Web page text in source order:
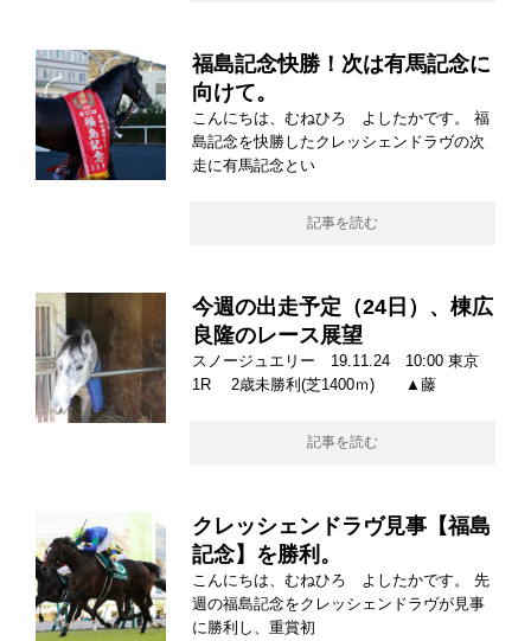
福島記念快勝！次は有馬記念に
向けて。
こんにちは、むねひろ よしたかです。 福
島記念を快勝したクレッシェンドラヴの次
走に有馬記念とい
記事を読む
今週の出走予定（24日）、棟広
良隆のレース展望
スノージュエリー 19.11.24 10:00 東京
1R 2歳未勝利(芝1400ｍ) ▲藤
記事を読む
クレッシェンドラヴ見事【福島
記念】を勝利。
こんにちは、むねひろ よしたかです。 先
週の福島記念をクレッシェンドラヴが見事
に勝利し、重賞初